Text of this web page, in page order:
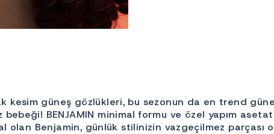
kesim güneş gözlükleri, bu sezonun da en trend
BENJAMIN minimal formu ve özel yapım
Benjamin, günlük stilinizin vazgeçilmez parçası